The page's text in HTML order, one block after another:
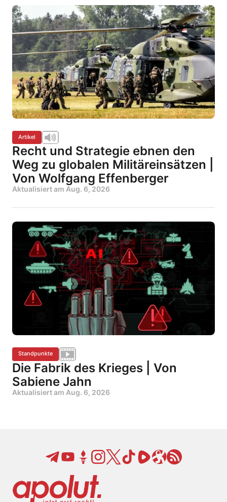
Artikel
Recht und Strategie ebnen den
Weg zu globalen Militäreinsätzen |
Von Wolfgang Effenberger
Aktualisiert am Aug. 6, 2026
Standpunkte
Die Fabrik des Krieges | Von
Sabiene Jahn
Aktualisiert am Aug. 6, 2026